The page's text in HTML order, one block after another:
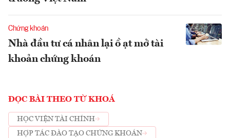
Chứng khoán
Nhà đầu tư cá nhân lại ồ ạt mở tài
khoản chứng khoán
ĐỌC BÀI THEO TỪ KHOÁ
HỌC VIỆN TÀI CHÍNH
HỢP TÁC ĐÀO TẠO CHỨNG KHOÁN